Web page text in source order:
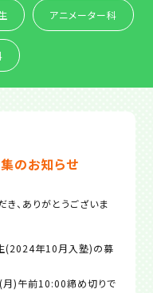
アニメーター科
のお知らせ
、ありがとうございま
(2024年10月入塾)の募
月)午前10:00締め切りで